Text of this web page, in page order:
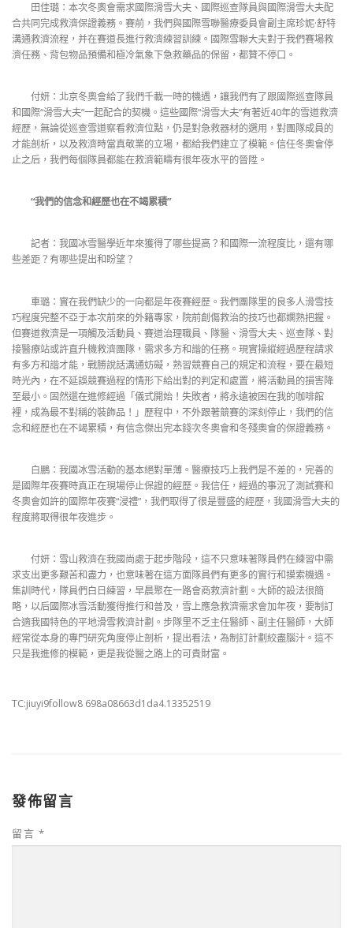
田佳璐：本次冬奧會需求國際滑雪大夫、國際巡查隊員與國際滑雪大夫配
合共同完成救濟保證義務。賽前，我們與國際雪聯醫療委員會副主席珍妮·舒特
溝通救濟流程，并在賽道長進行救濟練習訓練。國際雪聯大夫對于我們賽場救
濟任務、背包物品預備和極冷氣象下急救藥品的保留，都贊不停口。
付妍：北京冬奧會給了我們千載一時的機遇，讓我們有了跟國際巡查隊員
和國際“滑雪大夫”一起配合的契機。這些國際“滑雪大夫”有著近40年的雪道救濟
經歷，無論從巡查雪道察看救濟位點，仍是對急救器材的選用，對團隊成員的
才能剖析，以及救濟時當真敬業的立場，都給我們建立了模範。信任冬奧會停
止之后，我們每個隊員都能在救濟範疇有很年夜水平的晉陞。
“我們的信念和經歷也在不竭累積”
記者：我國冰雪醫學近年來獲得了哪些提高？和國際一流程度比，還有哪
些差距？有哪些提出和盼望？
車璐：實在我們缺少的一向都是年夜賽經歷。我們團隊里的良多人滑雪技
巧程度完整不亞于本次前來的外籍專家，院前創傷救治的技巧也都嫻熟把握。
但賽道救濟是一項觸及活動員、賽道治理職員、隊醫、滑雪大夫、巡查隊、對
接醫療站或許直升機救濟團隊，需求多方和諧的任務。現實操縱經過歷程請求
有多方和諧才能，戰勝說話溝通妨礙，熟習競賽自己的規定和流程，要在最短
時光內，在不延誤競賽過程的情形下給出對的判定和處置，將活動員的損害降
至最小。固然還在進修經過「儀式開始！失敗者，將永遠被困在我的咖啡館
裡，成為最不對稱的裝飾品！」歷程中，不外跟著競賽的深刻停止，我們的信
念和經歷也在不竭累積，有信念傑出完本錢次冬奧會和冬殘奧會的保證義務。
白鵬：我國冰雪活動的基本絕對單薄。醫療技巧上我們是不差的，完善的
是國際年夜賽時真正在現場停止保證的經歷。我信任，經過的事況了測試賽和
冬奧會如許的國際年夜賽“浸禮”，我們取得了很是豐盛的經歷，我國滑雪大夫的
程度將取得很年夜進步。
付妍：雪山救濟在我國尚處于起步階段，這不只意味著隊員們在練習中需
求支出更多艱苦和盡力，也意味著在這方面隊員們有更多的實行和摸索機遇。
集訓時代，隊員們白日練習，早晨聚在一路會商救濟計劃。大師的設法很簡
略，以后國際冰雪活動獲得推行和普及，雪上應急救濟需求會加年夜，要制訂
合適我國特色的平地滑雪救濟計劃。步隊里不乏主任醫師、副主任醫師，大師
經常從本身的專門研究角度停止剖析，提出看法，為制訂計劃絞盡腦汁。這不
只是我進修的模範，更是我從醫之路上的可貴財富。
TC:jiuyi9follow8 698a08663d1da4.13352519
發佈留言
留言 *